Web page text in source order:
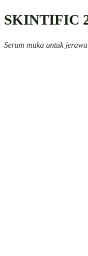
SKINTIFIC
Serum muka untuk